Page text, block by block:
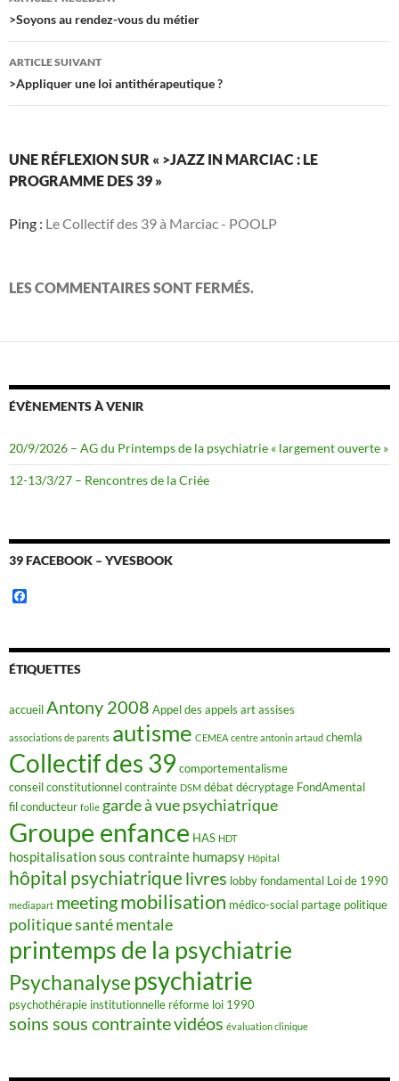
des
articles
>Soyons au rendez-vous du métier
ARTICLE SUIVANT
>Appliquer une loi antithérapeutique ?
UNE RÉFLEXION SUR « >JAZZ IN MARCIAC : LE
PROGRAMME DES 39 »
Ping : Le Collectif des 39 à Marciac - POOLP
LES COMMENTAIRES SONT FERMÉS.
ÉVÈNEMENTS À VENIR
20/9/2026 – AG du Printemps de la psychiatrie « largement ouverte »
12-13/3/27 – Rencontres de la Criée
39 FACEBOOK – YVESBOOK
b
o
o
ÉTIQUETTES
accueilAntony 2008 Appel des appels artassises
associations de parents autisme CEMEA centre antonin artaud chemla
Collectif des 39 comportementalisme
conseil constitutionnelcontrainte DSM débatdécryptage FondAmental
fil conducteur folie garde à vue psychiatrique
Groupe enfance HAS HDT
hospitalisation sous contrainte humapsy Hôpital
hôpital psychiatriquelivres lobby fondamental Loi de 1990
mediapart meetingmobilisation médico-social partage politique
politique santé mentale
printemps de la psychiatrie
Psychanalyse psychiatrie
psychothérapie institutionnelle réforme loi 1990
soins sous contraintevidéos évaluation clinique